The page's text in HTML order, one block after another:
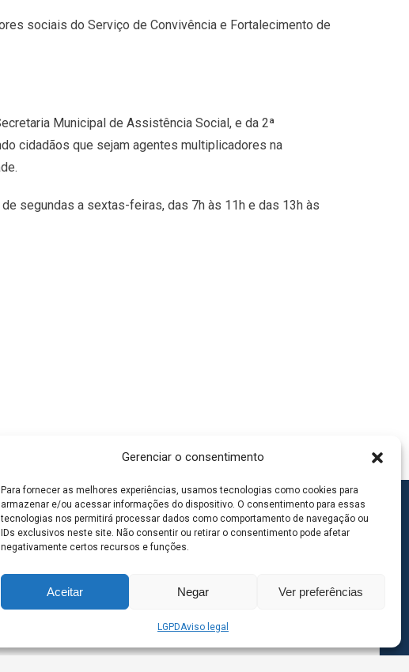
Gerenciar o consentimento
Para fornecer as melhores experiências, usamos tecnologias como cookies para
armazenar e/ou acessar informações do dispositivo. O consentimento para essas
tecnologias nos permitirá processar dados como comportamento de navegação ou
IDs exclusivos neste site. Não consentir ou retirar o consentimento pode afetar
negativamente certos recursos e funções.
Aceitar Negar Ver preferências
LGPDAviso legal
sociais do Serviço de Convivência e Fortalecimento de
Municipal de Assistência Social, e da 2ª
cidadãos que sejam agentes multiplicadores na
segundas a sextas-feiras, das 7h às 11h e das 13h às